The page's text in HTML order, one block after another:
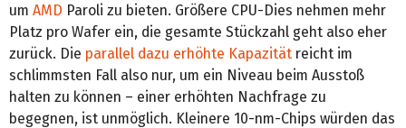
um AMD Paroli zu bieten. Größere CPU-Dies nehmen mehr
Platz pro Wafer ein, die gesamte Stückzahl geht also eher
zurück. Die parallel dazu erhöhte Kapazität reicht im
schlimmsten Fall also nur, um ein Niveau beim Ausstoß
halten zu können – einer erhöhten Nachfrage zu
begegnen, ist unmöglich. Kleinere 10-nm-Chips würden das